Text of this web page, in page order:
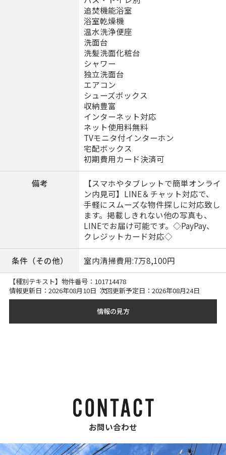
追焚機能浴室
浴室乾燥機
温水洗浄便座
洗面台
洗髪洗面化粧台
シャワー
独立洗面台
エアコン
シューズボックス
収納豊富
インターネット対応
ネット使用料無料
TVモニタ付インターホン
宅配ボックス
初期費用カード決済可
備考
【スマホやタブレットで簡単オンライ
ン内見可】LINE＆チャット対応で、
手軽にスムーズな物件探しに対応致し
ます。掲載しきれない他の写真も、
LINEでお届け可能です。◇PayPay、
クレジットカード対応◇
条件（その他） 室内清掃費用:7万8,100円
【種別テキスト】物件番号： 101714478
情報更新日：2026年08月10日 次回更新予定日：2026年08月24日
情報の見方
お問い合わせ